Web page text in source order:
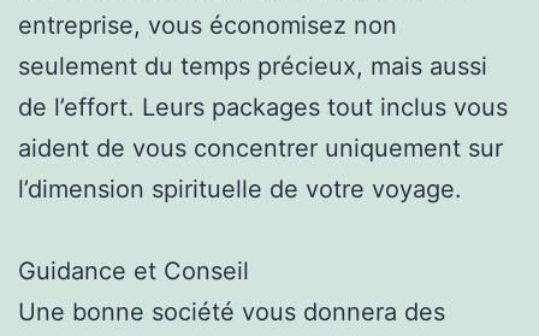
entreprise, vous économisez non
seulement du temps précieux, mais aussi
de l’effort. Leurs packages tout inclus vous
aident de vous concentrer uniquement sur
l’dimension spirituelle de votre voyage.
Guidance et Conseil
Une bonne société vous donnera des